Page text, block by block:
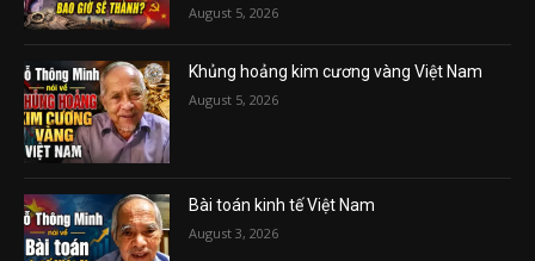
August 5, 2026
Khủng hoảng kim cương vàng Việt Nam
August 5, 2026
Bài toán kinh tế Việt Nam
August 3, 2026